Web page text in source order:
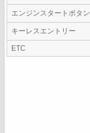
エンジンスタートボタン
キーレスエントリー
ETC